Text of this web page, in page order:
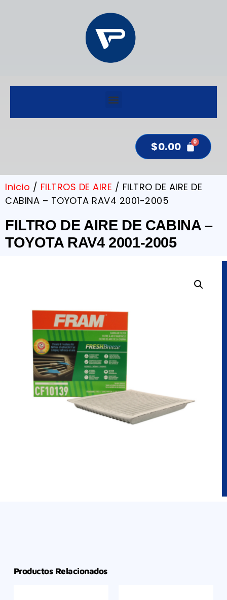
$0.00
Inicio / FILTROS DE AIRE / FILTRO DE AIRE DE
CABINA – TOYOTA RAV4 2001-2005
FILTRO DE AIRE DE CABINA –
TOYOTA RAV4 2001-2005
Productos Relacionados